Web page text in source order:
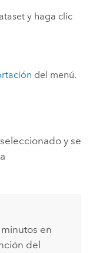
y haga clic
del menú.
y se
en
del